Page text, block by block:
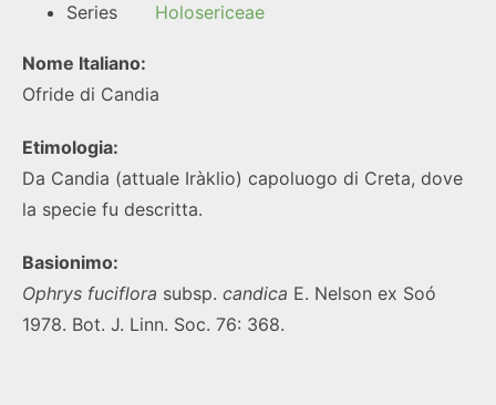
Series
Holosericeae
Nome Italiano:
Ofride di Candia
Etimologia:
Da Candia (attuale Iràklio) capoluogo di Creta, dove
la specie fu descritta.
Basionimo:
Ophrys fuciflora subsp. candica E. Nelson ex Soó
1978. Bot. J. Linn. Soc. 76: 368.